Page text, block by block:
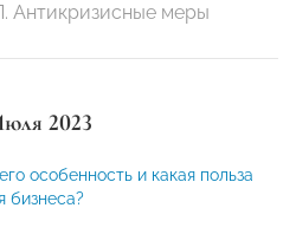
Антикризисные меры
2023
особенность и какая польза
бизнеса?